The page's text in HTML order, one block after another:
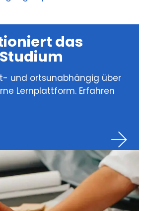
das
und ortsunabhängig über
Lernplattform. Erfahren